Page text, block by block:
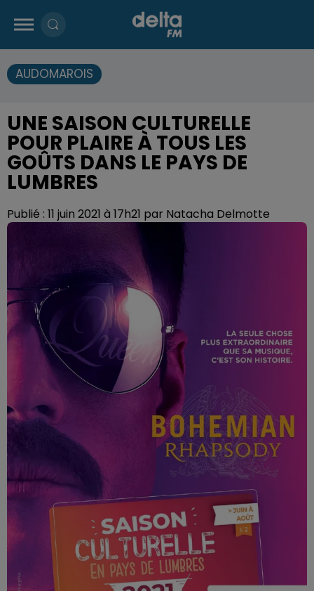
AUDOMAROIS
UNE SAISON CULTURELLE
POUR PLAIRE À TOUS LES
GOÛTS DANS LE PAYS DE
LUMBRES
Publié : 11 juin 2021 à 17h21 par Natacha Delmotte